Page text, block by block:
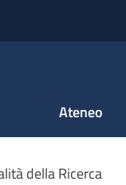
Ateneo
della Ricerca